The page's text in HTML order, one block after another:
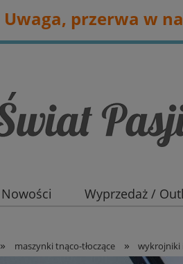
Uwaga, przerwa w
Nowości Wyprzedaż /
» maszynki tnąco-tłoczące » wykrojniki